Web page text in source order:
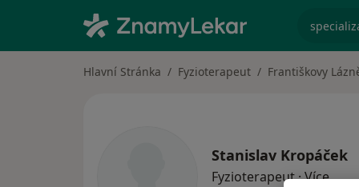
Hlavní Stránka Fyzioterapeut Františkovy
Stanislav Kropáček
Fyzioterapeut·Víceo